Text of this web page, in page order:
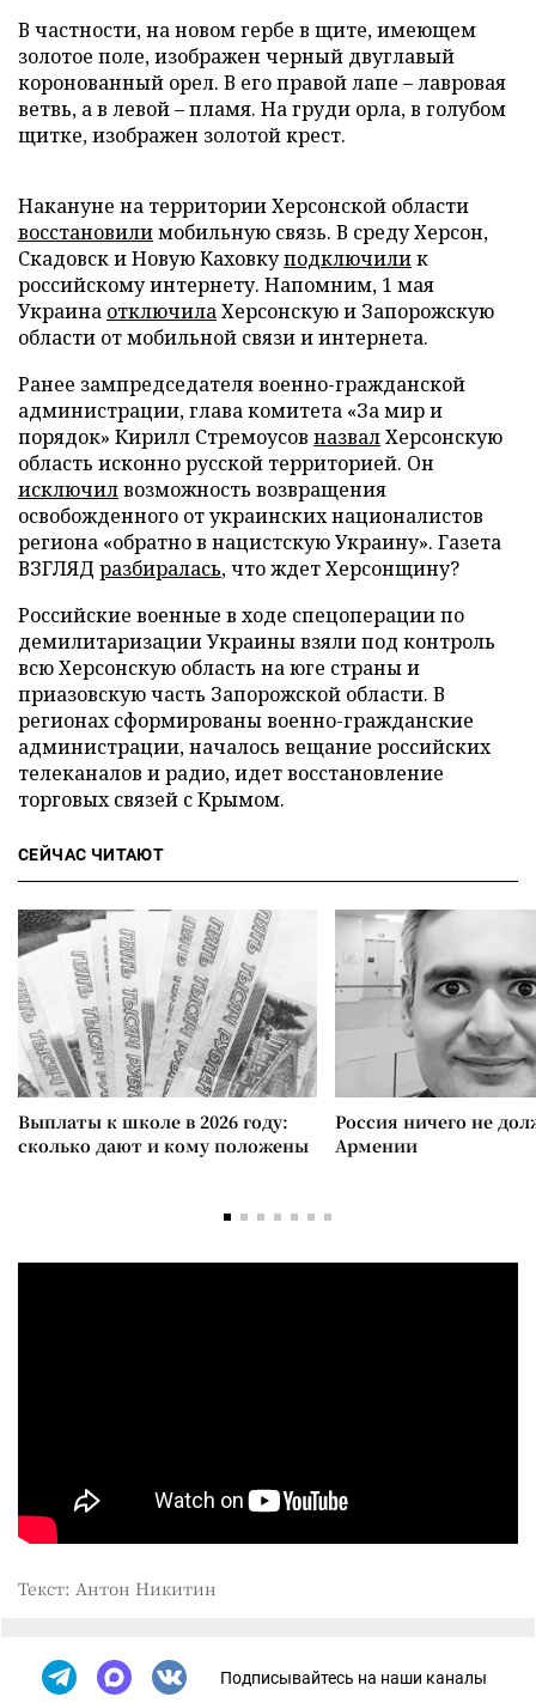
В частности, на новом гербе в щите, имеющем
золотое поле, изображен черный двуглавый
коронованный орел. В его правой лапе – лавровая
ветвь, а в левой – пламя. На груди орла, в голубом
щитке, изображен золотой крест.
Накануне на территории Херсонской области
восстановилимобильную связь. В среду Херсон,
Скадовск и Новую Каховкуподключилик
российскому интернету. Напомним, 1 мая
Украина отключилаХерсонскую и Запорожскую
области от мобильной связи и интернета.
Ранее зампредседателя военно-гражданской
администрации, глава комитета «За мир и
порядок» Кирилл Стремоусов назвалХерсонскую
область исконно русской территорией. Он
исключилвозможность возвращения
освобожденного от украинских националистов
региона «обратно в нацистскую Украину». Газета
ВЗГЛЯД разбиралась, что ждет Херсонщину?
Российские военные в ходе спецоперации по
демилитаризации Украины взяли под контроль
всю Херсонскую область на юге страны и
приазовскую часть Запорожской области. В
регионах сформированы военно-гражданские
администрации, началось вещание российских
телеканалов и радио, идет восстановление
торговых связей с Крымом.
СЕЙЧАС ЧИТАЮТ
Выплаты к школе в 2026 году:
сколько дают и кому положены
Россия ничего не
Армении
Текст: Антон Никитин
Подписывайтесь на наши каналы